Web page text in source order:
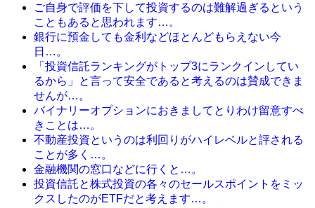
ご自身で評価を下して投資するのは難解過ぎるという
こともあると思われます…。
銀行に預金しても金利などほとんどもらえない今
日…。
「投資信託ランキングがトップ3にランクインしてい
るから」と言って安全であると考えるのは賛成できま
せんが…。
バイナリーオプションにおきましてとりわけ留意すべ
きことは…。
不動産投資というのは利回りがハイレベルと評される
ことが多く…。
金融機関の窓口などに行くと…。
投資信託と株式投資の各々のセールスポイントをミッ
クスしたのがETFだと考えます…。